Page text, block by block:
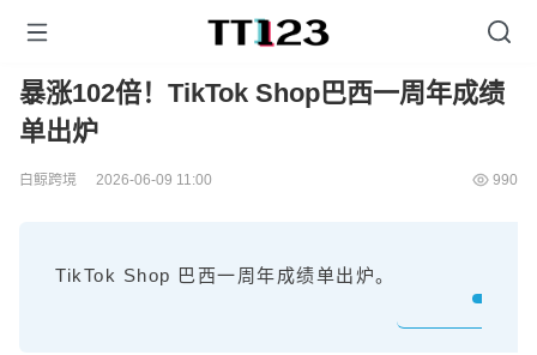
暴涨102倍！TikTok Shop巴西一周年成绩
单出炉
白鲸跨境 2026-06-09 11:00 990
TikTok Shop 巴西一周年成绩单出炉。